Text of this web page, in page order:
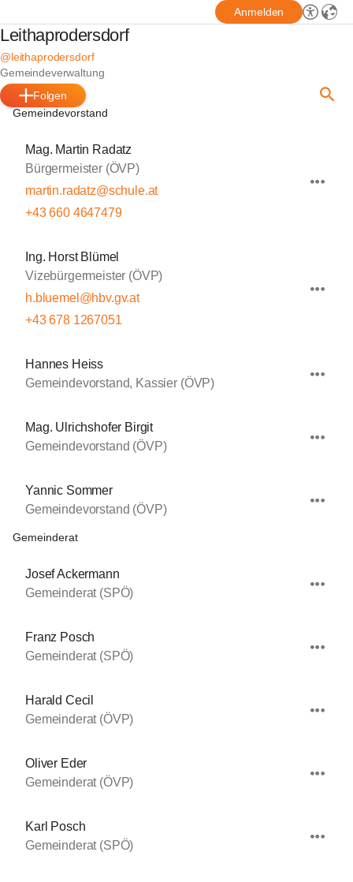
Anmelden
Leithaprodersdorf
@leithaprodersdorf
Gemeindeverwaltung
Folgen
Gemeindevorstand
Mag. Martin Radatz
Bürgermeister (ÖVP)
martin.radatz@schule.at
+43 660 4647479
Ing. Horst Blümel
Vizebürgermeister (ÖVP)
h.bluemel@hbv.gv.at
+43 678 1267051
Hannes Heiss
Gemeindevorstand, Kassier (ÖVP)
Mag. Ulrichshofer Birgit
Gemeindevorstand (ÖVP)
Yannic Sommer
Gemeindevorstand (ÖVP)
Gemeinderat
Josef Ackermann
Gemeinderat (SPÖ)
Franz Posch
Gemeinderat (SPÖ)
Harald Cecil
Gemeinderat (ÖVP)
Oliver Eder
Gemeinderat (ÖVP)
Karl Posch
Gemeinderat (SPÖ)